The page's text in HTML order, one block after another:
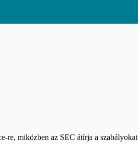
re, miközben az SEC átírja a szabályokat